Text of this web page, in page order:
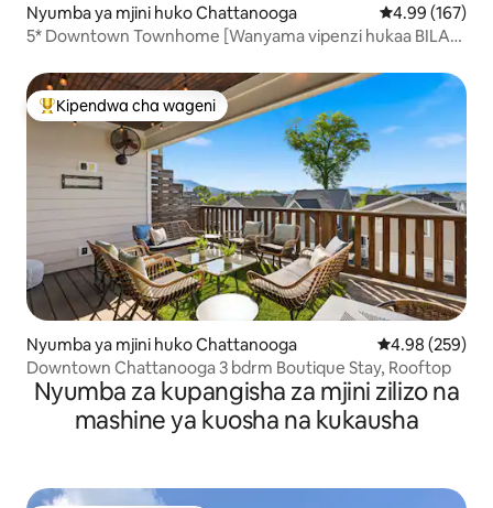
Nyumba ya mjini huko Chattanooga Ukadiriaji wa
4.99 (167)
5* Downtown Townhome [Wanyama vipenzi hukaa BILA
Kipendwa maarufu cha wageni
Kipendwa cha wageni
Nyumba ya mjini huko Chattanooga Ukadiriaji wa
4.98 (259)
Downtown Chattanooga 3 bdrm Boutique Stay, Rooftop
Nyumba za kupangisha za mjini zilizo na
mashine ya kuosha na kukausha